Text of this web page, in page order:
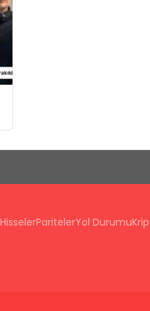
HisselerParitelerYol Durumu